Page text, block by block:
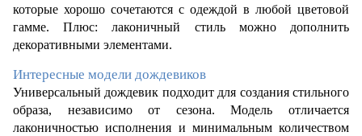
которые хорошо сочетаются с одеждой в любой цветовой
гамме. Плюс: лаконичный стиль можно дополнить
декоративными элементами.
Интересные модели дождевиков
Универсальный дождевик подходит для создания стильного
образа, независимо от сезона. Модель отличается
лаконичностью исполнения и минимальным количеством